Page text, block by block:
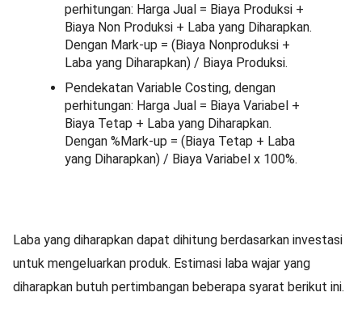
perhitungan: Harga Jual = Biaya Produksi +
Biaya Non Produksi + Laba yang Diharapkan.
Dengan Mark-up = (Biaya Nonproduksi +
Laba yang Diharapkan) / Biaya Produksi.
Pendekatan Variable Costing, dengan
perhitungan: Harga Jual = Biaya Variabel +
Biaya Tetap + Laba yang Diharapkan.
Dengan %Mark-up = (Biaya Tetap + Laba
yang Diharapkan) / Biaya Variabel x 100%.
Laba yang diharapkan dapat dihitung berdasarkan investasi
untuk mengeluarkan produk. Estimasi laba wajar yang
diharapkan butuh pertimbangan beberapa syarat berikut ini.